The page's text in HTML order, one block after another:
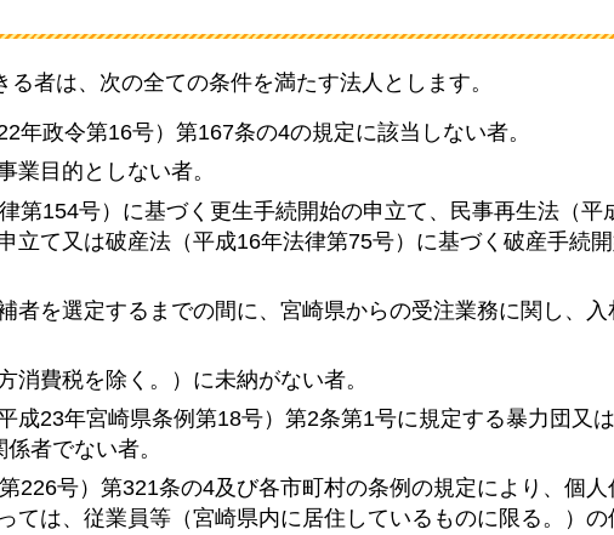
者は、次の全ての条件を満たす法人とします。
年政令第16号）第167条の4の規定に該当しない者。
業目的としない者。
第154号）に基づく更生手続開始の申立て、民事再生法（平
立て又は破産法（平成16年法律第75号）に基づく破産手続
者を選定するまでの間に、宮崎県からの受注業務に関し、
消費税を除く。）に未納がない者。
成23年宮崎県条例第18号）第2条第1号に規定する暴力団又
者でない者。
226号）第321条の4及び各市町村の条例の規定により、個
ては、従業員等（宮崎県内に居住しているものに限る。）